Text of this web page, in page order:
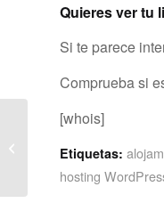
Quieres ver tu
Si te parece
Comprueba si
[whois]
Etiquetas:
hosting
para WordPress